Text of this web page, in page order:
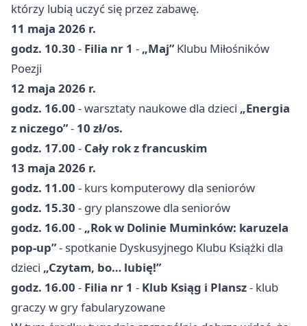
którzy lubią uczyć się przez zabawę.
11 maja 2026 r.
godz. 10.30 - Filia nr 1 - „Maj”Klubu Miłośników
Poezji
12 maja 2026 r.
godz. 16.00 - warsztaty naukowe dla dzieci „Energia
z niczego”- 10 zł/os.
godz. 17.00 - Cały rok z francuskim
13 maja 2026 r.
godz. 11.00 - kurs komputerowy dla seniorów
godz. 15.30 - gry planszowe dla seniorów
godz. 16.00 - „Rok w Dolinie Muminków: karuzela
pop-up”- spotkanie Dyskusyjnego Klubu Książki dla
dzieci „Czytam, bo… lubię!”
godz. 16.00 - Filia nr 1 - Klub Ksiąg i Plansz- klub
graczy w gry fabularyzowane